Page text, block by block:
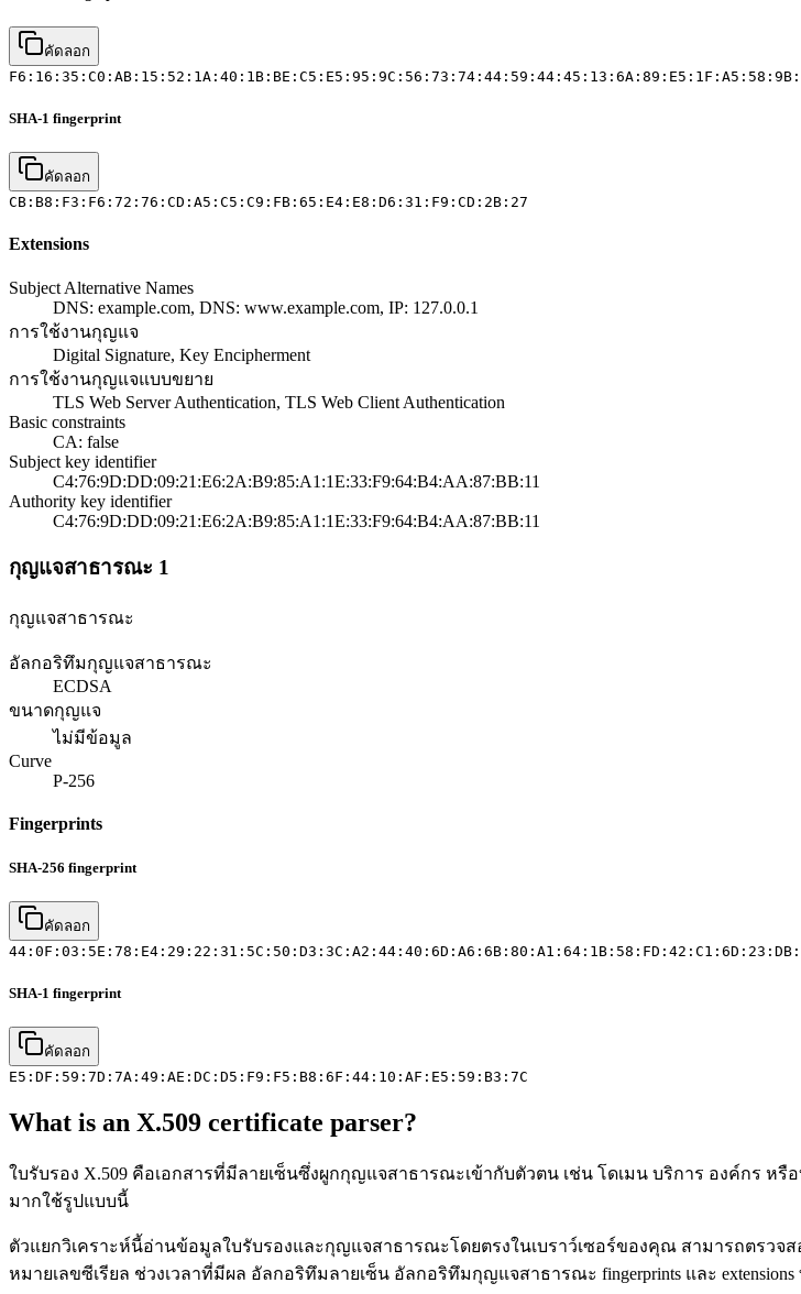
คัดลอก
SHA-1 fingerprint
คัดลอก
CB:B8:F3:F6:72:76:CD:A5:C5:C9:FB:65:E4:E8:D6:31:F9:CD:2B:27
Extensions
Subject Alternative Names
DNS: example.com, DNS: www.example.com, IP: 127.0.0.1
การใช้งานกุญแจ
Digital Signature, Key Encipherment
การใช้งานกุญแจแบบขยาย
TLS Web Server Authentication, TLS Web Client Authentication
Basic constraints
CA: false
Subject key identifier
C4:76:9D:DD:09:21:E6:2A:B9:85:A1:1E:33:F9:64:B4:AA:87:BB:11
Authority key identifier
C4:76:9D:DD:09:21:E6:2A:B9:85:A1:1E:33:F9:64:B4:AA:87:BB:11
กุญแจสาธารณะ 1
กุญแจสาธารณะ
อัลกอริทึมกุญแจสาธารณะ
ECDSA
ขนาดกุญแจ
ไม่มีข้อมูล
Curve
P-256
Fingerprints
SHA-256 fingerprint
คัดลอก
SHA-1 fingerprint
คัดลอก
E5:DF:59:7D:7A:49:AE:DC:D5:F9:F5:B8:6F:44:10:AF:E5:59:B3:7C
What is an X.509 certificate parser?
ใบรับรอง X.509 คือเอกสารที่มีลายเซ็นซึ่งผูกกุญแจสาธารณะเข้ากับตัวตน เช่น โดเมน บริการ องค์กร หรื
มากใช้รูปแบบนี้
ตัวแยกวิเคราะห์นี้อ่านข้อมูลใบรับรองและกุญแจสาธารณะโดยตรงในเบราว์เซอร์ของคุณ สามารถตรวจสอ
หมายเลขซีเรียล ช่วงเวลาที่มีผล อัลกอริทึมลายเซ็น อัลกอริทึมกุญแจสาธารณะ fingerprints และ extensions